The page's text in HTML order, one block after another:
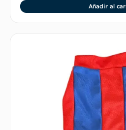
Añadir al